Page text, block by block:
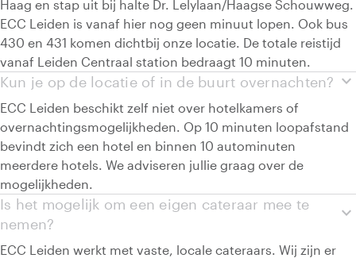
Haag en stap uit bij halte Dr. Lelylaan/Haagse Schouwweg.
ECC Leiden is vanaf hier nog geen minuut lopen. Ook bus
430 en 431 komen dichtbij onze locatie. De totale reistijd
vanaf Leiden Centraal station bedraagt 10 minuten.
expand_more
Kun je op de locatie of in de buurt overnachten?
ECC Leiden beschikt zelf niet over hotelkamers of
overnachtingsmogelijkheden. Op 10 minuten loopafstand
bevindt zich een hotel en binnen 10 autominuten
meerdere hotels. We adviseren jullie graag over de
mogelijkheden.
expand_more
Is het mogelijk om een eigen cateraar mee te
nemen?
ECC Leiden werkt met vaste, locale cateraars. Wij zijn er